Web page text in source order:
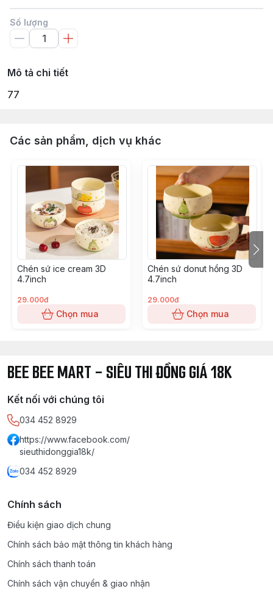
Số lượng
Mô tả chi tiết
77
Các sản phẩm, dịch vụ khác
Chén sứ ice cream 3D
4.7inch
29.000đ
Chọn mua
Chén sứ donut hồng 3D
4.7inch
29.000đ
Chọn mua
BEE BEE MART - SIÊU THI ĐỒNG GIÁ 18K
Kết nối với chúng tôi
034 452 8929
https://www.facebook.com/
sieuthidonggia18k/
034 452 8929
Chính sách
Điều kiện giao dịch chung
Chính sách bảo mật thông tin khách hàng
Chính sách thanh toán
Chính sách vận chuyển & giao nhận